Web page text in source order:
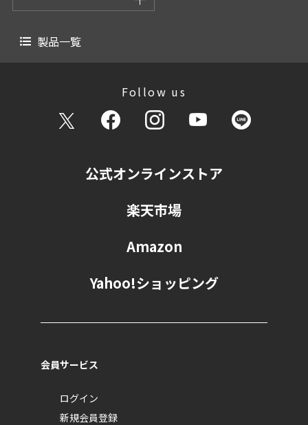
製品一覧
Follow us
公式オンラインストア
楽天市場
Amazon
Yahoo!ショッピング
会員サービス
ログイン
新規会員登録